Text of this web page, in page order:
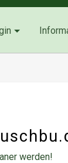
werden!